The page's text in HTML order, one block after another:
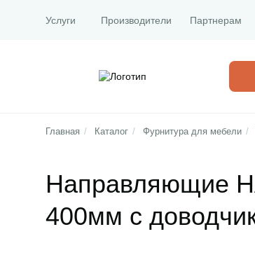
Услуги Производители Партнерам
Главная / Каталог / Фурнитура для мебели /
Направляющие
400мм с